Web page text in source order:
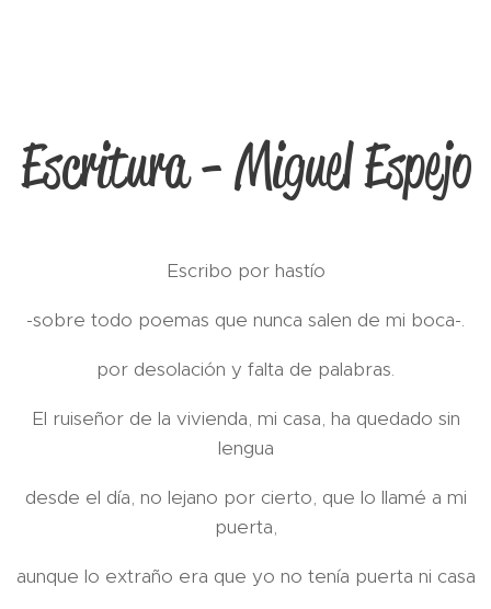
Escritura - Miguel Espejo
Escribo por hastío
-sobre todo poemas que nunca salen de mi boca-.
por desolación y falta de palabras.
El ruiseñor de la vivienda, mi casa, ha quedado sin
lengua
desde el día, no lejano por cierto, que lo llamé a mi
puerta,
aunque lo extraño era que yo no tenía puerta ni casa